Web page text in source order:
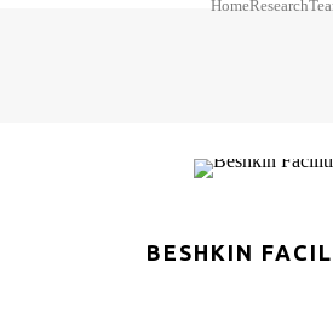
HomeResearch
BESHKIN